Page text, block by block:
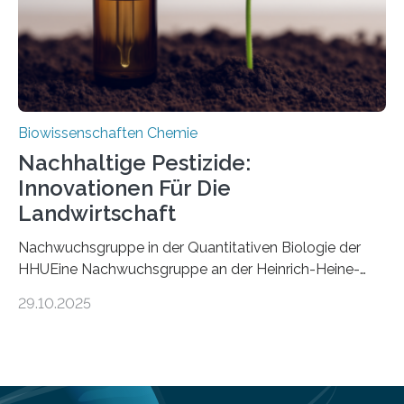
Mückenlarve aus dem Mesozoikum dar, denn…
Biowissenschaften Chemie
Nachhaltige Pestizide:
Innovationen Für Die
Landwirtschaft
Nachwuchsgruppe in der Quantitativen Biologie der
HHUEine Nachwuchsgruppe an der Heinrich-Heine-
fünf Jahren erforschen, wie Bakterien auf
Insektenblume. Das Bundesministerium für Forschung,
29.10.2025